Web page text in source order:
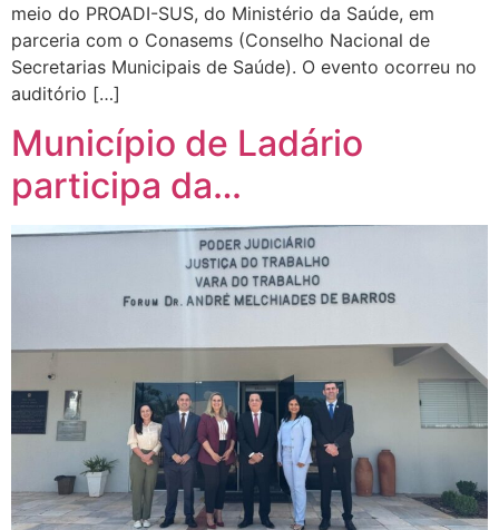
meio do PROADI-SUS, do Ministério da Saúde, em
parceria com o Conasems (Conselho Nacional de
Secretarias Municipais de Saúde). O evento ocorreu no
auditório […]
Município de Ladário
participa da…